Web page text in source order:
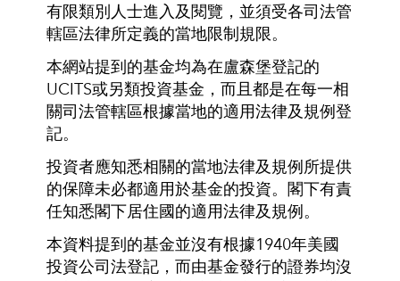
有限類別人士進入及閱覽，並須受各司法管
轄區法律所定義的當地限制規限。
本網站提到的基金均為在盧森堡登記的
UCITS或另類投資基金，而且都是在每一相
關司法管轄區根據當地的適用法律及規例登
記。
投資者應知悉相關的當地法律及規例所提供
的保障未必都適用於基金的投資。閣下有責
任知悉閣下居住國的適用法律及規例。
本資料提到的基金並沒有根據1940年美國
投資公司法登記，而由基金發行的證券均沒